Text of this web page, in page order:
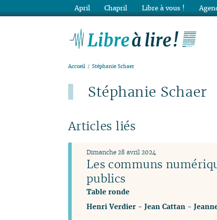
Accueil Stéphanie Schaer
Stéphanie Schaer
Articles liés
Les communs
publics
Table ronde
Dimanche 28 avril 2024
Henri Verdier- Jean Cattan-
April Chapril Libre à vous !